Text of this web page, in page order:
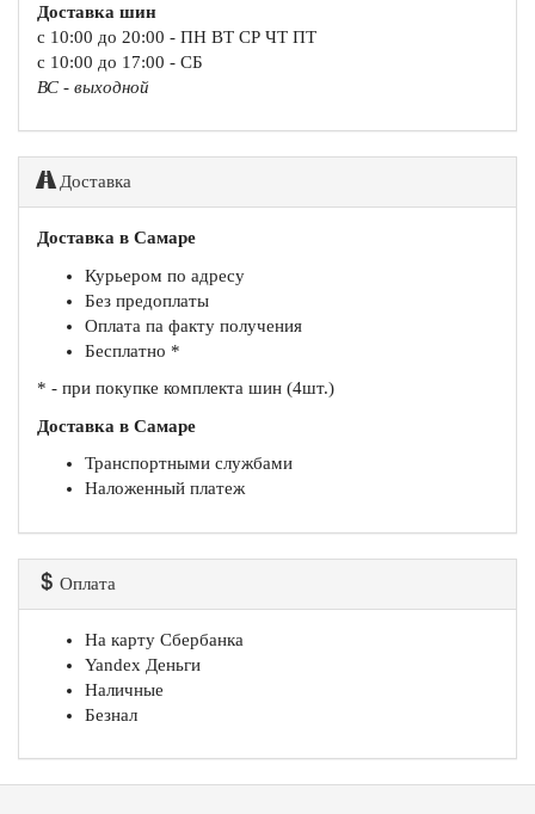
Доставка шин
с 10:00 до 20:00 - ПН ВТ СР ЧТ ПТ
с 10:00 до 17:00 - СБ
ВС - выходной
Доставка
Доставка в Самаре
Курьером по адресу
Без предоплаты
Оплата па факту получения
Бесплатно *
* - при покупке комплекта шин (4шт.)
Доставка в Самаре
Транспортными службами
Наложенный платеж
Оплата
На карту Сбербанка
Yandex Деньги
Наличные
Безнал